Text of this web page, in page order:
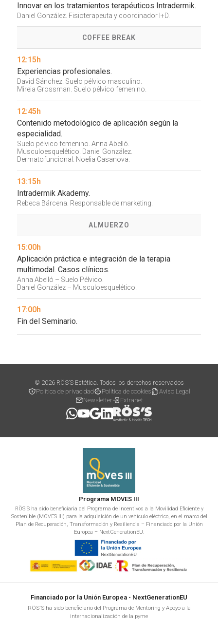
Innovar en los tratamientos terapéuticos Intradermik.
Daniel González. Fisioterapeuta y coordinador I+D.
COFFEE BREAK
12:15h
Experiencias profesionales.
David Sánchez. Suelo pélvico masculino.
Mireia Grossman. Suelo pélvico femenino.
12:45h
Contenido metodológico de aplicación según la
especialidad.
Suelo pélvico femenino. Anna Abelló.
Musculoesquelético. Daniel González.
Dermatofuncional. Noelia Casanova.
13:15h
Intradermik Akademy.
Rebeca Bárcena. Responsable de marketing.
ALMUERZO
15:00h
Aplicación práctica e integración de la terapia
multimodal. Casos clínicos.
Anna Abelló – Suelo Pélvico.
Daniel González – Musculoesquelético.
17:00h
Fin del Seminario.
© 2026 RÖS’S Estética. Todos los derechos reservados
Política de privacidad
Política de cookies
Aviso Legal
Newsletter
Extranet
Programa MOVES III
RÖS'S ha sido beneficiaria del Programa de Incentivos a la Movilidad Eficiente y
Sostenible (MOVES III) para la adquisición de un vehículo eléctrico, en el marco del
Plan de Recuperación, Transformación y Resiliencia – Financiado por la Unión
Europea – NextGenerationEU.
Financiado por la Unión Europea - NextGenerationEU
RÖS'S ha sido beneficiario del Programa de Mentoring y Apoyo a la
internacionalización de la pyme